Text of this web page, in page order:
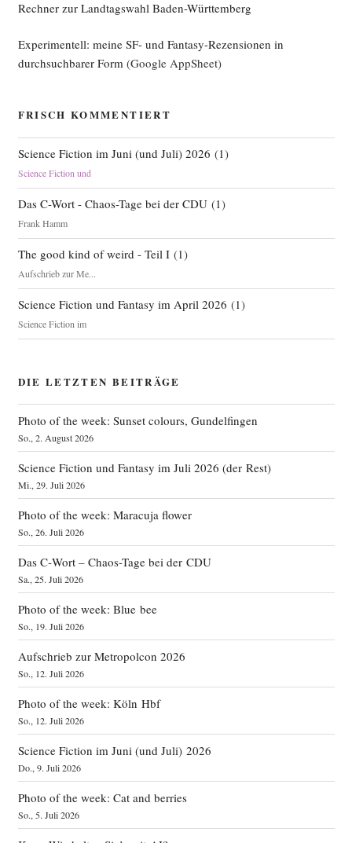
Rechner zur Landtagswahl Baden-Württemberg
Experimentell: meine SF- und Fantasy-Rezensionen in
durchsuchbarer Form(Google AppSheet)
FRISCH KOMMENTIERT
Science Fiction im Juni (und Juli) 2026 (1)
Science Fiction und
Das C-Wort - Chaos-Tage bei der CDU(1)
Frank Hamm
The good kind of weird - Teil I(1)
Aufschrieb zur Me...
Science Fiction und Fantasy im April 2026 (1)
Science Fiction im
DIE LETZTEN BEITRÄGE
Photo of the week: Sunset colours, Gundelfingen
So., 2. August 2026
Science Fiction und Fantasy im Juli 2026 (der Rest)
Mi., 29. Juli 2026
Photo of the week: Maracuja flower
So., 26. Juli 2026
Das C‑Wort – Chaos-Tage bei der CDU
Sa., 25. Juli 2026
Photo of the week: Blue bee
So., 19. Juli 2026
Aufschrieb zur Metropolcon 2026
So., 12. Juli 2026
Photo of the week: Köln Hbf
So., 12. Juli 2026
Science Fiction im Juni (und Juli) 2026
Do., 9. Juli 2026
Photo of the week: Cat and berries
So., 5. Juli 2026